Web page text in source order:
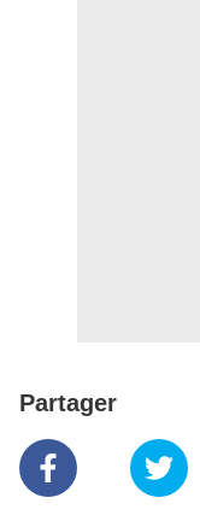
Partager